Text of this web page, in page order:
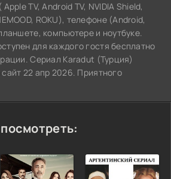
TV, Android TV, NVIDIA Shield,
ROKU), телефоне (Android,
компьютере и ноутбуке.
для каждого гостя бесплатно
Сериал Karadut (Турция)
22 апр 2026. Приятного